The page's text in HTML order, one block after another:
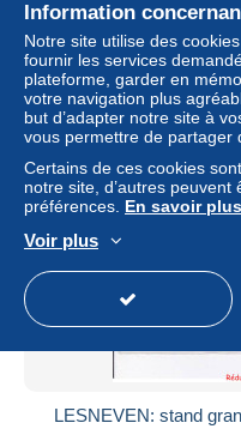
Statut
LESNEVEN: stand
Information
Notre site utilise des
fournir les services
plateforme, garder en
votre navigation plus
but d’adapter notre site à
vous permettre de partager
Certains de ces cookies
notre site, d’autres
préférences. En savoir plus
Voir plus